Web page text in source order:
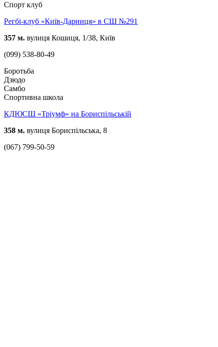
Спорт клуб
Регбі-клуб «Київ-Дарниця» в СШ №291
357 м. вулиця Кошиця, 1/38, Київ
(099) 538-80-49
Боротьба
Дзюдо
Самбо
Спортивна школа
КДЮСШ «Тріумф» на Бориспільській
358 м. вулиця Бориспільська, 8
(067) 799-50-59